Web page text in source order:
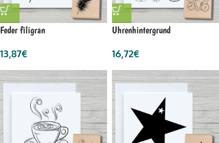
Feder filigran
13,87€
Uhrenhintergrund
16,72€